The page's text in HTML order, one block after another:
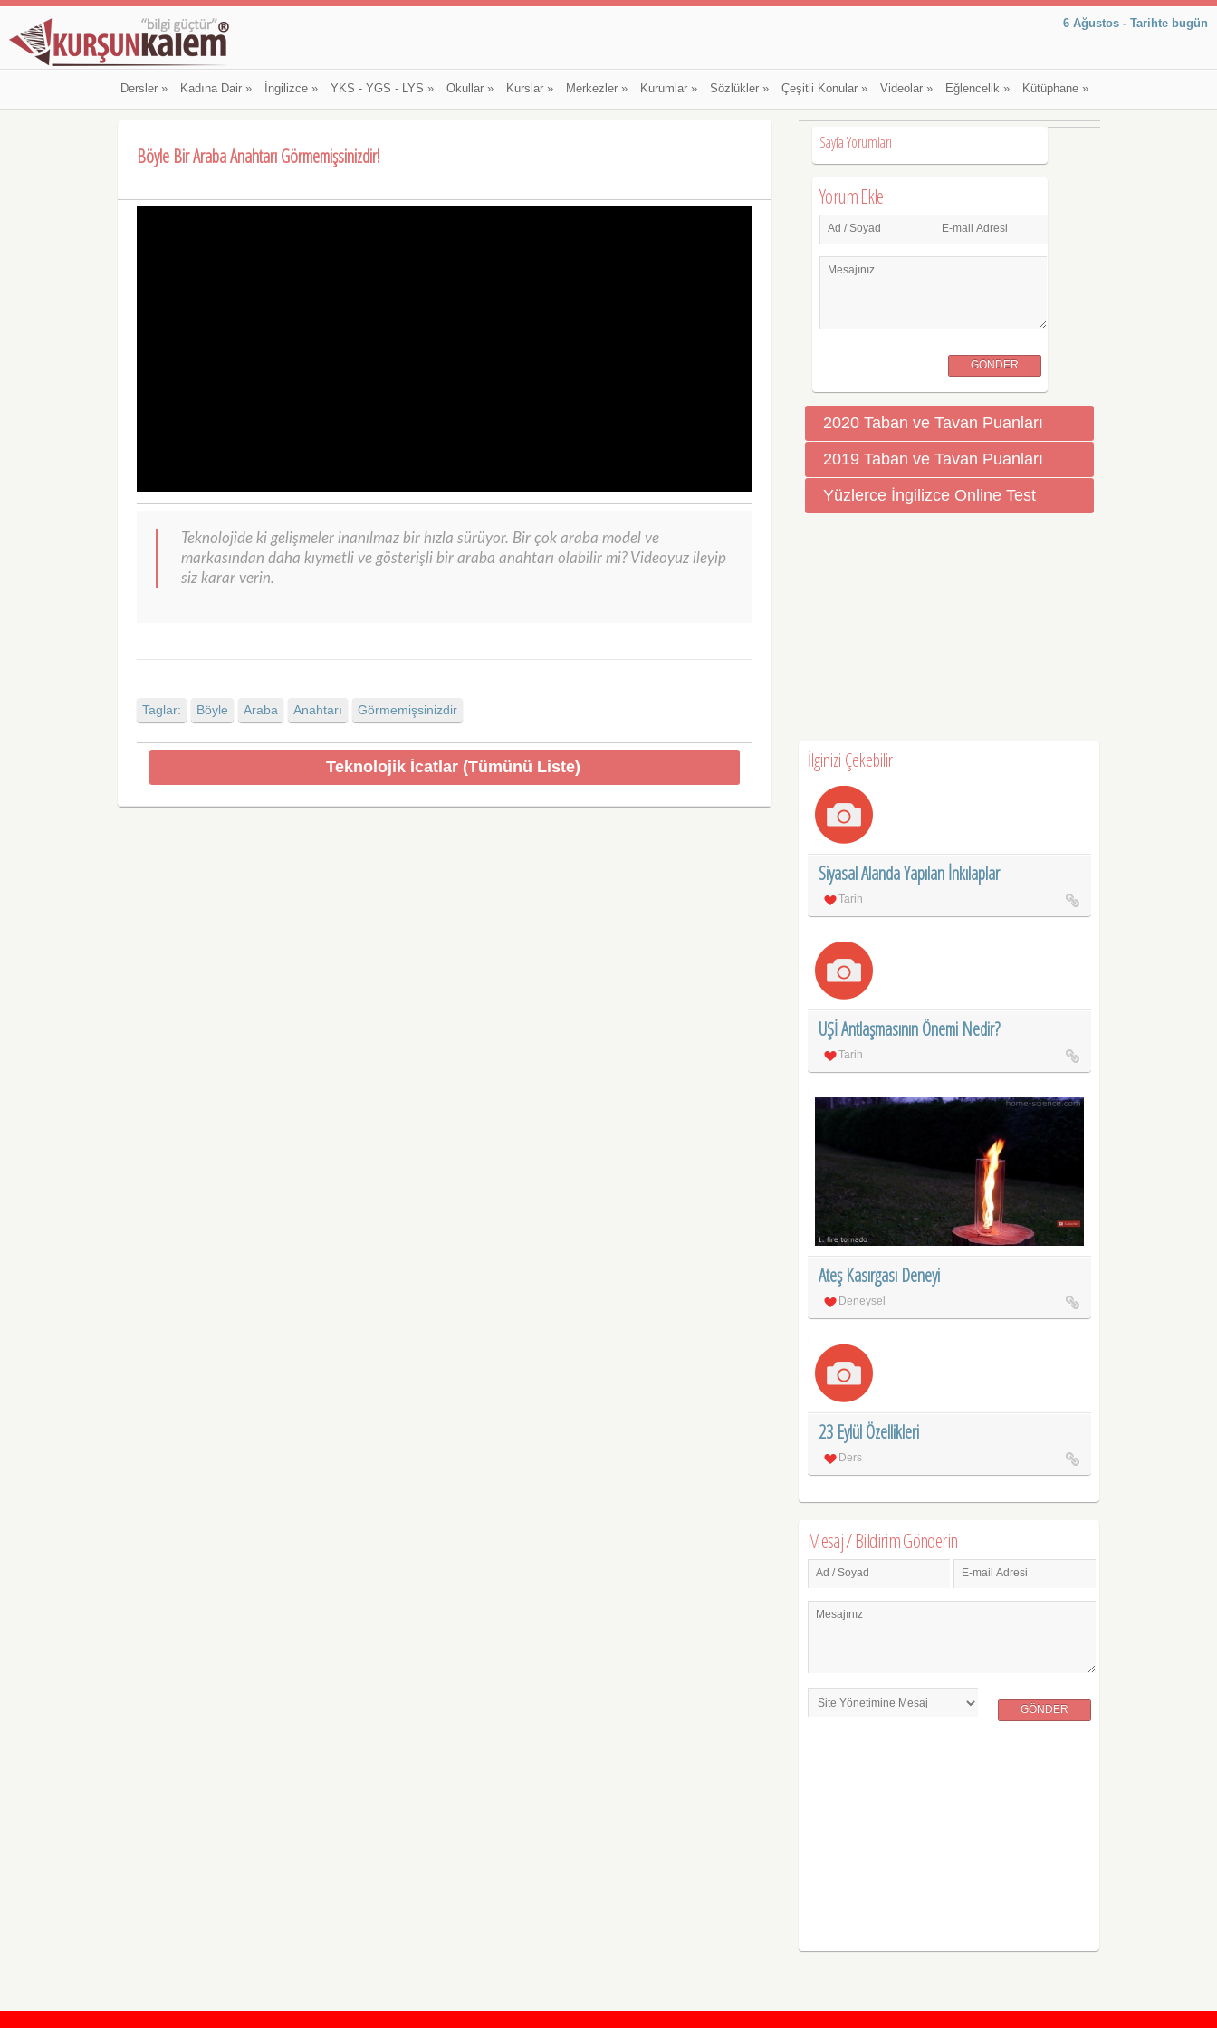
6 Ağustos - Tarihte bugün
Dersler» Kadına Dair» İngilizce» YKS - YGS - LYS » Okullar» Kurslar» Merkezler» Kurumlar» Sözlükler» Çeşitli Konular» Videolar» Eğlencelik» Kütüphane»
Böyle Bir Araba Anahtarı Görmemişsinizdir!
Teknolojide ki gelişmeler inanılmaz bir hızla sürüyor. Bir çok araba model ve
markasından daha kıymetli ve gösterişli bir araba anahtarı olabilir mi? Videoyuz ileyip
siz karar verin.
Taglar: Böyle Araba Anahtarı Görmemişsinizdir
Teknolojik İcatlar (Tümünü Liste)
Sayfa Yorumları
Yorum Ekle
Ad / Soyad E-mail Adresi
Mesajınız
GÖNDER
2020 Taban ve Tavan Puanları
2019 Taban ve Tavan Puanları
Yüzlerce İngilizce Online Test
İlginizi Çekebilir
Siyasal Alanda Yapılan İnkılaplar
Tarih
UŞİ Antlaşmasının Önemi Nedir?
Tarih
Ateş Kasırgası Deneyi
Deneysel
23 Eylül Özellikleri
Ders
Mesaj / Bildirim Gönderin
Ad / Soyad E-mail Adresi
Mesajınız
GÖNDER